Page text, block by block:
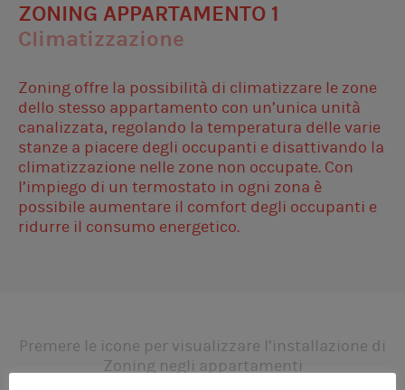
ZONING APPARTAMENTO 1
Climatizzazione
Zoning offre la possibilità di climatizzare le zone
dello stesso appartamento con un’unica unità
canalizzata, regolando la temperatura delle varie
stanze a piacere degli occupanti e disattivando la
climatizzazione nelle zone non occupate. Con
l’impiego di un termostato in ogni zona è
possibile aumentare il comfort degli occupanti e
ridurre il consumo energetico.
Premere le icone per visualizzare l’installazione di
Zoning negli appartamenti